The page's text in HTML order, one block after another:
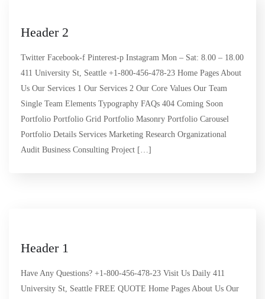
Header 2
Twitter Facebook-f Pinterest-p Instagram Mon – Sat: 8.00 – 18.00
411 University St, Seattle +1-800-456-478-23 Home Pages About
Us Our Services 1 Our Services 2 Our Core Values Our Team
Single Team Elements Typography FAQs 404 Coming Soon
Portfolio Portfolio Grid Portfolio Masonry Portfolio Carousel
Portfolio Details Services Marketing Research Organizational
Audit Business Consulting Project […]
Header 1
Have Any Questions? +1-800-456-478-23 Visit Us Daily 411
University St, Seattle FREE QUOTE Home Pages About Us Our